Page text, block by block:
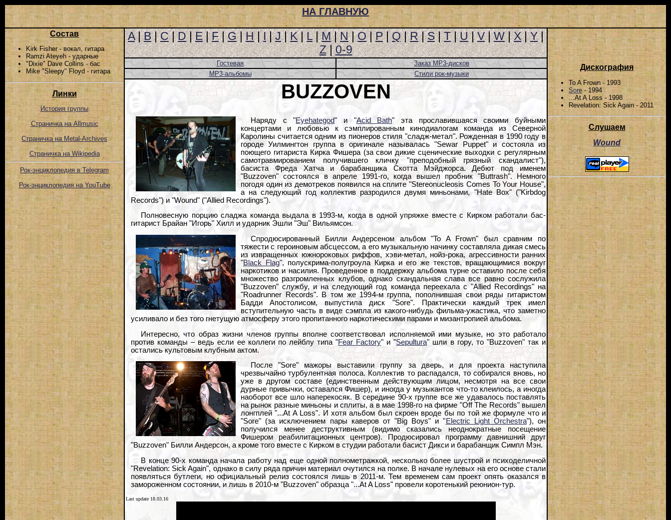
НА ГЛАВНУЮ
Состав
Kirk Fisher - вокал, гитара
Ramzi Ateyeh - ударные
"Dixie" Dave Collins - бас
Mike "Sleepy" Floyd - гитара
Линки
История группы
Страничка на Allmusic
Страничка на Metal-Archives
Страничка на Wikipedia
Рок-энциклопедия в Telegram
Рок-энциклопедия на YouTube
A|B|C|D|E|F|G|H|I|J|K|L|M|N|O|P|Q|R|S|T|U|V|W|X|Y|
Z|0-9
Дискография
To A Frown - 1993
Sore- 1994
...At A Loss - 1998
Revelation: Sick Again - 2011
Слушаем
Wound
Гостевая
Заказ MP3-дисков
MP3-альбомы
Стили рок-музыки
BUZZOVEN
Наряду с "Eyehategod" и "Acid Bath" эта прославившаяся своими буйными
концертами и любовью к сэмплированным кинодиалогам команда из Северной
Каролины считается одним из пионеров стиля "сладж-метал". Рожденная в 1990 году в
городе Уилмингтон группа в оригинале называлась "Sewar Puppet" и состояла из
поющего гитариста Кирка Фишера (за свои дикие сценические выходки с регулярным
самотравмированием получившего кличку "преподобный грязный скандалист"),
басиста Фреда Хатча и барабанщика Скотта Мэйджорса. Дебют под именем
"Buzzoven" состоялся в апреле 1991-го, когда вышел пробник "Buttrash". Немного
погодя один из демотреков появился на сплите "Stereonucleosis Comes To Your House",
а на следующий год коллектив разродился двумя миньонами, "Hate Box" ("Kirbdog
Records") и "Wound" ("Allied Recordings").
Полновесную порцию сладжа команда выдала в 1993-м, когда в одной упряжке вместе с Кирком работали бас-
гитарист Брайан "Игорь" Хилл и ударник Эшли "Эш" Вильямсон.
Спродюсированный Билли Андерсеном альбом "To A Frown" был сравним по
тяжести с героиновым абсцессом, а его музыкальную начинку составляла дикая смесь
из извращенных южнороковых риффов, хэви-метал, нойз-рока, агрессивности ранних
"Black Flag", полускрима-полугроула Кирка и его же текстов, вращающимися вокруг
наркотиков и насилия. Проведенное в поддержку альбома турне оставило после себя
множество разгромленных клубов, однако скандальная слава все равно сослужила
"Buzzoven" службу, и на следующий год команда переехала с "Allied Recordings" на
"Roadrunner Records". В том же 1994-м группа, пополнившая свои ряды гитаристом
Бадди Апостолисом, выпустила диск "Sore". Практически каждый трек имел
вступительную часть в виде сэмпла из какого-нибудь фильма-ужастика, что заметно
усиливало и без того гнетущую атмосферу этого пропитанного наркотическими парами и мизантропией альбома.
Интересно, что образ жизни членов группы вполне соответствовал исполняемой ими музыке, но это работало
против команды – ведь если ее коллеги по лейблу типа "Fear Factory" и "Sepultura" шли в гору, то "Buzzoven" так и
остались культовым клубным актом.
После "Sore" мажоры выставили группу за дверь, и для проекта наступила
чрезвычайно турбулентная полоса. Коллектив то распадался, то собирался вновь, но
уже в другом составе (единственным действующим лицом, несмотря на все свои
дурные привычки, оставался Фишер), и иногда у музыкантов что-то клеилось, а иногда
наоборот все шло наперекосяк. В середине 90-х группе все же удавалось поставлять
на рынок разные миньоны и сплиты, а в мае 1998-го на фирме "Off The Records" вышел
лонгплей "...At A Loss". И хотя альбом был скроен вроде бы по той же формуле что и
"Sore" (за исключением пары каверов от "Big Boys" и "Electric Light Orchestra"), он
получился менее деструктивным (видимо сказались неоднократные посещение
Фишером реабилитационных центров). Продюсировал программу давнишний друг
"Buzzoven" Билли Андерсон, а кроме того вместе с Кирком в студии работали басист Дикси и барабанщик Симпл Мэн.
В конце 90-х команда начала работу над еще одной полнометражкой, несколько более шустрой и психоделичной
"Revelation: Sick Again", однако в силу ряда причин материал очутился на полке. В начале нулевых на его основе стали
появляться бутлеги, но официальный релиз состоялся лишь в 2011-м. Тем временем сам проект опять оказался в
замороженном состоянии, и лишь в 2010-м "Buzzoven" образца "...At A Loss" провели коротенький реюнион-тур.
Last update 18.03.16